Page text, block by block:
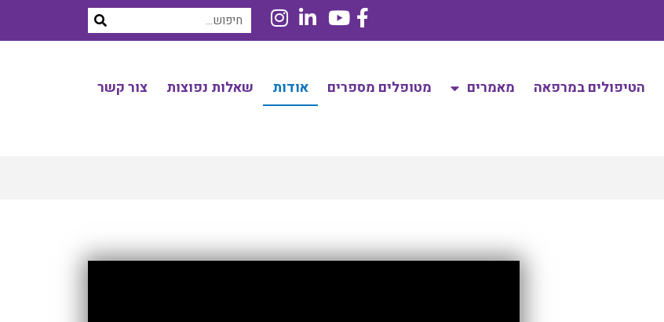
הטיפולים במרפאה מאמרים מטופלים מספרים אודות שאלות נפוצות צור קשר